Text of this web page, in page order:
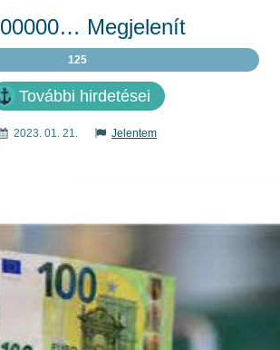
00000… Megjelenít
125
További hirdetései
2023. 01. 21. Jelentem